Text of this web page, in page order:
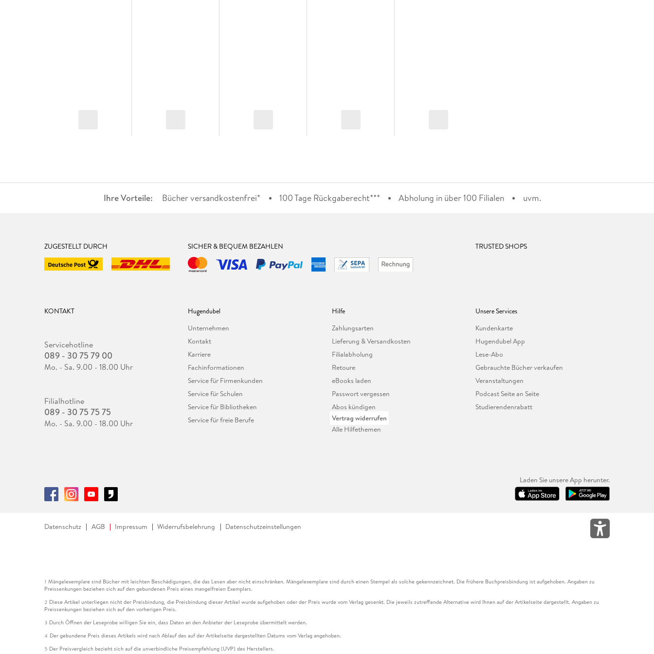
Ihre Vorteile: Bücher versandkostenfrei* 100 Tage Rückgaberecht*** Abholung in über 100 Filialen uvm.
ZUGESTELLT DURCH SICHER & BEQUEM BEZAHLEN TRUSTED SHOPS
KONTAKT
Servicehotline
089 - 30 75 79 00
Mo. - Sa. 9.00 - 18.00 Uhr
Filialhotline
089 - 30 75 75 75
Mo. - Sa. 9.00 - 18.00 Uhr
Hugendubel
Unternehmen
Kontakt
Karriere
Fachinformationen
Service für Firmenkunden
Service für Schulen
Service für Bibliotheken
Service für freie Berufe
Hilfe
Zahlungsarten
Lieferung & Versandkosten
Filialabholung
Retoure
eBooks laden
Passwort vergessen
Abos kündigen
Vertrag widerrufen
Alle Hilfethemen
Unsere Services
Kundenkarte
Hugendubel App
Lese-Abo
Gebrauchte Bücher verkaufen
Veranstaltungen
Podcast Seite an Seite
Studierendenrabatt
Laden Sie unsere App herunter.
Datenschutz AGB Impressum Widerrufsbelehrung Datenschutzeinstellungen
1 Mängelexemplare sind Bücher mit leichten Beschädigungen, die das Lesen aber nicht einschränken. Mängelexemplare sind durch einen Stempel als solche gekennzeichnet. Die frühere Buchpreisbindung ist aufgehoben. Angaben zu
Preissenkungen beziehen sich auf den gebundenen Preis eines mangelfreien Exemplars.
2 Diese Artikel unterliegen nicht der Preisbindung, die Preisbindung dieser Artikel wurde aufgehoben oder der Preis wurde vom Verlag gesenkt. Die jeweils zutreffende Alternative wird Ihnen auf der Artikelseite dargestellt. Angaben zu
Preissenkungen beziehen sich auf den vorherigen Preis.
3 Durch Öffnen der Leseprobe willigen Sie ein, dass Daten an den Anbieter der Leseprobe übermittelt werden.
4 Der gebundene Preis dieses Artikels wird nach Ablauf des auf der Artikelseite dargestellten Datums vom Verlag angehoben.
5 Der Preisvergleich bezieht sich auf die unverbindliche Preisempfehlung (UVP) des Herstellers.